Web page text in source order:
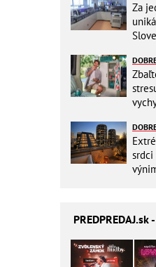
Za
srdci
PREDPREDAJ.sk